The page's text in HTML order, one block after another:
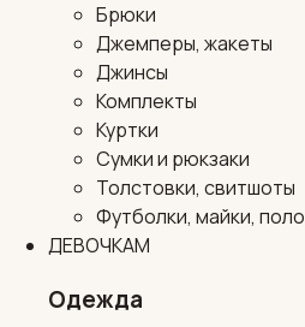
Брюки
Джемперы, жакеты
Джинсы
Комплекты
Куртки
Сумки и рюкзаки
Толстовки, свитшоты
Футболки, майки, поло
ДЕВОЧКАМ
Одежда